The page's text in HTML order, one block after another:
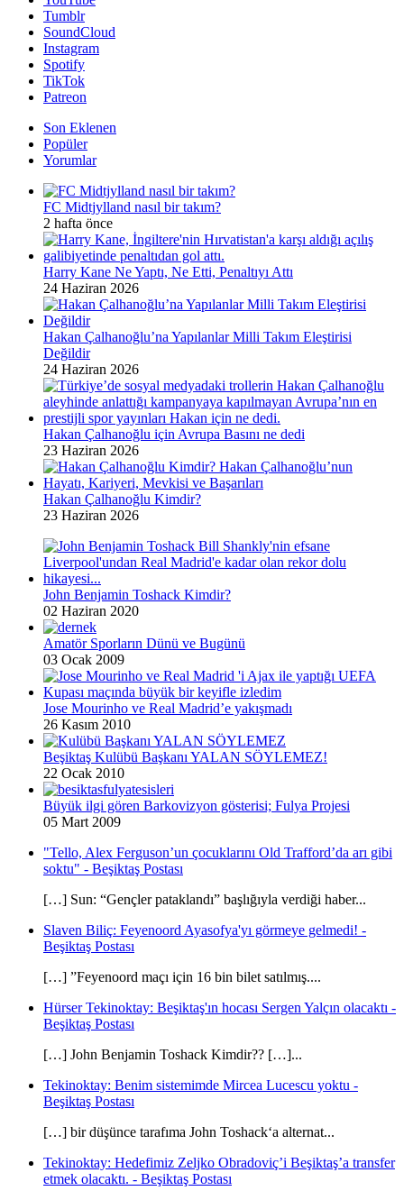
Tumblr
SoundCloud
Instagram
Spotify
TikTok
Patreon
Son Eklenen
Popüler
Yorumlar
FC Midtjylland nasıl bir takım?
2 hafta önce
Harry Kane Ne Yaptı, Ne Etti, Penaltıyı Attı
24 Haziran 2026
Hakan Çalhanoğlu’na Yapılanlar Milli Takım Eleştirisi
Değildir
24 Haziran 2026
Hakan Çalhanoğlu için Avrupa Basını ne dedi
23 Haziran 2026
Hakan Çalhanoğlu Kimdir?
23 Haziran 2026
John Benjamin Toshack Kimdir?
02 Haziran 2020
Amatör Sporların Dünü ve Bugünü
03 Ocak 2009
Jose Mourinho ve Real Madrid’e yakışmadı
26 Kasım 2010
Beşiktaş Kulübü Başkanı YALAN SÖYLEMEZ!
22 Ocak 2010
Büyük ilgi gören Barkovizyon gösterisi; Fulya Projesi
05 Mart 2009
"Tello, Alex Ferguson’un çocuklarını Old Trafford’da arı gibi
soktu" - Beşiktaş Postası
[…] Sun: “Gençler pataklandı” başlığıyla verdiği haber...
Slaven Biliç: Feyenoord Ayasofya'yı görmeye gelmedi! -
Beşiktaş Postası
[…] ”Feyenoord maçı için 16 bin bilet satılmış....
Hürser Tekinoktay: Beşiktaş'ın hocası Sergen Yalçın olacaktı -
Beşiktaş Postası
[…] John Benjamin Toshack Kimdir?? […]...
Tekinoktay: Benim sistemimde Mircea Lucescu yoktu -
Beşiktaş Postası
[…] bir düşünce tarafıma John Toshack‘a alternat...
Tekinoktay: Hedefimiz Zeljko Obradoviç’i Beşiktaş’a transfer
etmek olacaktı. - Beşiktaş Postası